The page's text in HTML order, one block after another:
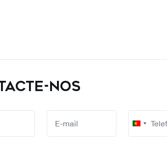
NOS
Portugal
+351